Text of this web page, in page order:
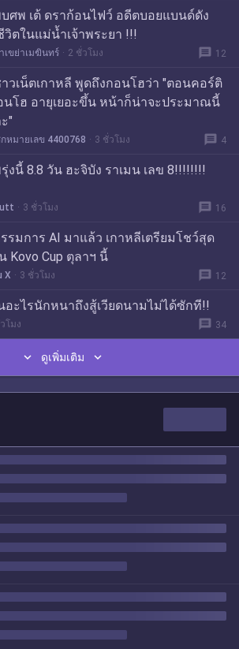
ศพ เต้ ดราก้อนไฟว์ อดีตบอยแบนด์ดัง
วิตในแม่น้ำเจ้าพระยา !!!
เขย่าเมฆินทร์ 2 ชั่วโมง message 12
วเน็ตเกาหลี พูดถึงกอนโฮว่า "ตอนคอร์ติ
นโฮ อายุเยอะขึ้น หน้าก็น่าจะประมาณนี้
"
หมายเลข 4400768 3 ชั่วโมง message 4
งนี้ 8.8 วัน ฮะจิบัง ราเมน เลข 8!!!!!!!!
3 ชั่วโมง message 16
รมการ AI มาแล้ว เกาหลีเตรียมโชว์สุด
Kovo Cup ตุลาฯ นี้
X 3 ชั่วโมง message 12
อะไรนักหนาถึงสู้เวียดนามไม่ได้ซักที!!
โมง message 34
 ดูเพิ่มเติม 